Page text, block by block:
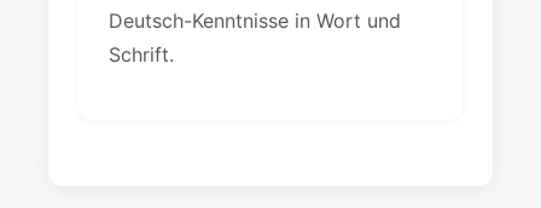
Deutsch-Kenntnisse in Wort und
Schrift.